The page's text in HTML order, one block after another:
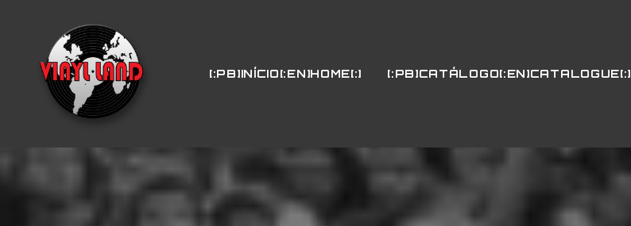
[:PB]INÍCIO[:EN]HOME[:] [:PB]CATÁLOGO[:EN]CATALOGUE[:]